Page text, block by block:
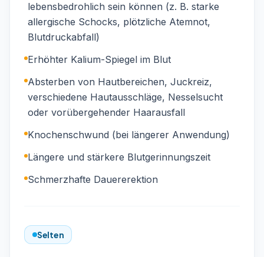
lebensbedrohlich sein können (z. B. starke
allergische Schocks, plötzliche Atemnot,
Blutdruckabfall)
Erhöhter Kalium-Spiegel im Blut
Absterben von Hautbereichen, Juckreiz,
verschiedene Hautausschläge, Nesselsucht
oder vorübergehender Haarausfall
Knochenschwund (bei längerer Anwendung)
Längere und stärkere Blutgerinnungszeit
Schmerzhafte Dauererektion
Selten